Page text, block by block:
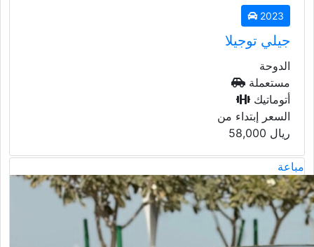
2023
جيلي توجيلا
الدوحة
مستعملة
أتوماتيك
السعر إبتداء من
58,000 ريال
مباعة